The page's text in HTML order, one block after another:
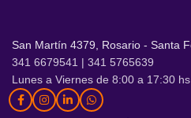
San Martín 4379, Rosario - Santa
341 6679541 | 341 5765639
Lunes a Viernes de 8:00 a 17:30 hs